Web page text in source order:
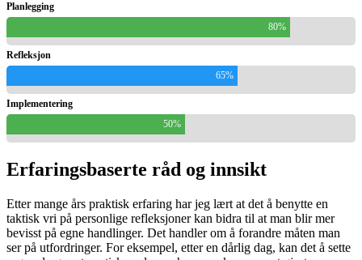
Planlegging
80%
Refleksjon
65%
Implementering
50%
Erfaringsbaserte råd og innsikt
Etter mange års praktisk erfaring har jeg lært at det å benytte en
taktisk vri på personlige refleksjoner kan bidra til at man blir mer
bevisst på egne handlinger. Det handler om å forandre måten man
ser på utfordringer. For eksempel, etter en dårlig dag, kan det å sette